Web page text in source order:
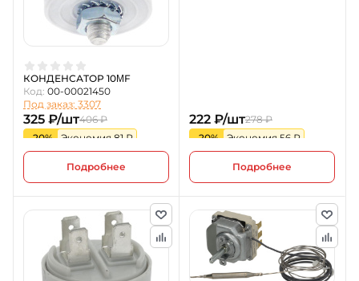
КОНДЕНСАТОР 10ΜF
Код: 00-00021450
Под заказ: 3307
325 ₽/шт406 ₽
-20%
Экономия 81 ₽
Подробнее
222 ₽/шт278 ₽
-20%
Экономия 56 ₽
Подробнее